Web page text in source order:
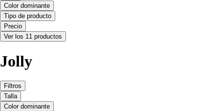
Color dominante
Tipo de producto
Precio
Ver los 11 productos
Jolly
Filtros
Talla
Color dominante